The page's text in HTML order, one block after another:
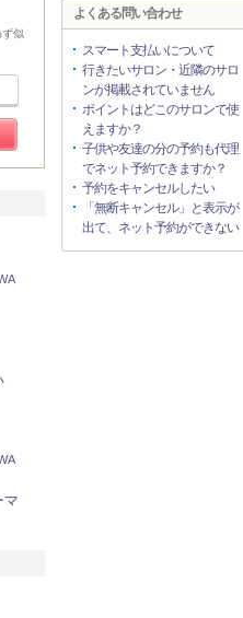
似
マ
よくある問い合わせ
スマート支払いについて
行きたいサロン・近隣のサロ
ンが掲載されていません
ポイントはどこのサロンで使
えますか？
子供や友達の分の予約も代理
でネット予約できますか？
予約をキャンセルしたい
「無断キャンセル」と表示が
出て、ネット予約ができない